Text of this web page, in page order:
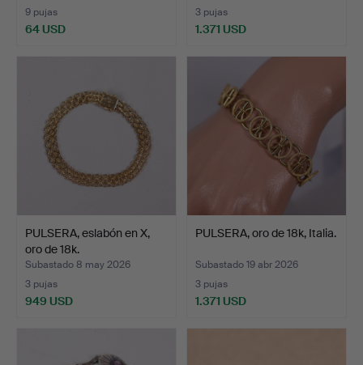
9 pujas
64 USD
3 pujas
1.371 USD
PULSERA, eslabón en X,
oro de 18k.
Subastado 8 may 2026
3 pujas
949 USD
PULSERA, oro de 18k, Italia.
Subastado 19 abr 2026
3 pujas
1.371 USD